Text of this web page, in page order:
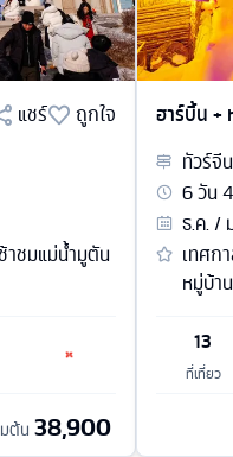
แชร์
ถูกใจ
าชมแม่น้ำมูตัน
ต้น 38,900
ฮาร์บิ้น +
ทัวร์จีน
6วัน4
ธ.ค. /
เทศก
หมู่บ้า
13
ที่เที่ยว